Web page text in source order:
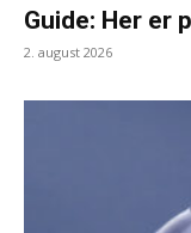
Guide: Her er
2. august 2026